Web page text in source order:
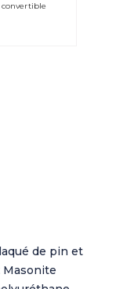
convertible
de pin et
Masonite